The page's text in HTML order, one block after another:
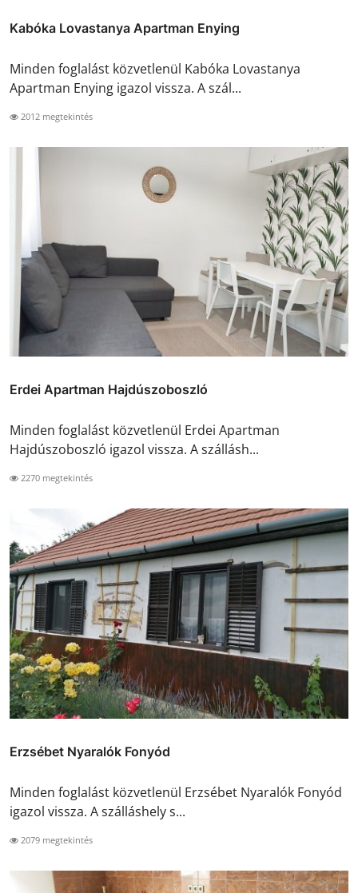
Kabóka Lovastanya Apartman Enying
Minden foglalást közvetlenül Kabóka Lovastanya
Apartman Enying igazol vissza. A szál...
2012 megtekintés
Erdei Apartman Hajdúszoboszló
Minden foglalást közvetlenül Erdei Apartman
Hajdúszoboszló igazol vissza. A szállásh...
2270 megtekintés
Erzsébet Nyaralók Fonyód
Minden foglalást közvetlenül Erzsébet Nyaralók Fonyód
igazol vissza. A szálláshely s...
2079 megtekintés